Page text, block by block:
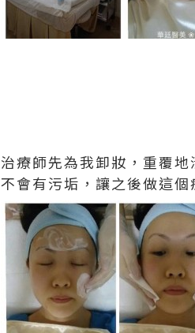
治療師先為我卸妝，重覆
不會有污垢，讓之後做這個